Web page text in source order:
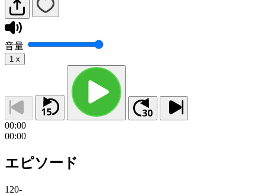
音量
1 x
00:00
00:00
エピソード
120-